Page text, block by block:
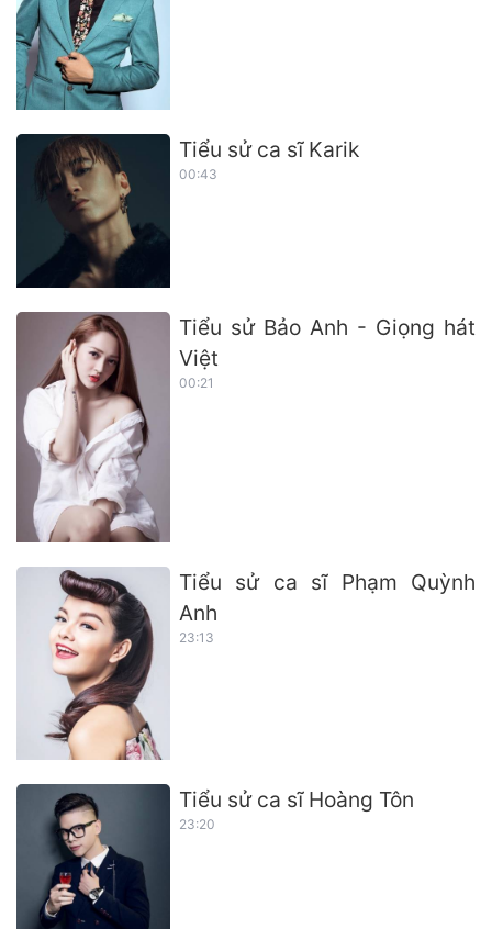
Tiểu sử ca sĩ Karik
00:43
Tiểu sử Bảo Anh - Giọng hát
Việt
00:21
Tiểu sử ca sĩ Phạm Quỳnh
Anh
23:13
Tiểu sử ca sĩ Hoàng Tôn
23:20